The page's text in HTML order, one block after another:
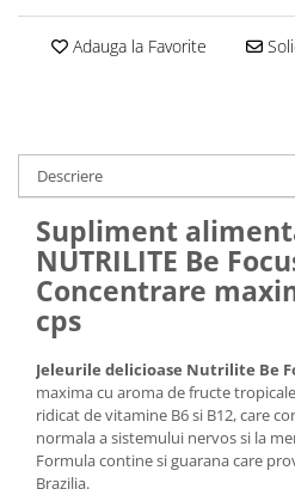
Adauga la Favorite
Descriere
Supliment
NUTRILITE Be
Concentrare
cps
Jeleurile delicioase Nutrilite Be
maxima cu aroma de fructe
ridicat de vitamine B6 si B12, care
normala a sistemului nervos si la
Formula contine si guarana care
Brazilia.